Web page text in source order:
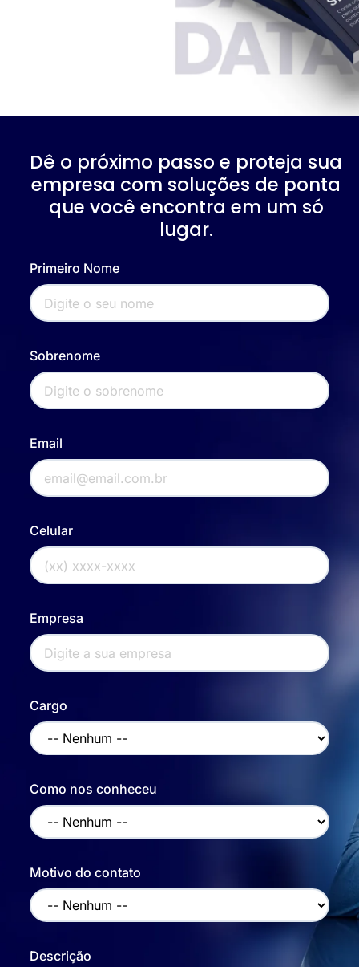
Dê o próximo passo e proteja sua
empresa com soluções de ponta
que você encontra em um só
lugar.
Primeiro Nome
Sobrenome
Email
Celular
Empresa
Cargo
Como nos conheceu
Motivo do contato
Descrição